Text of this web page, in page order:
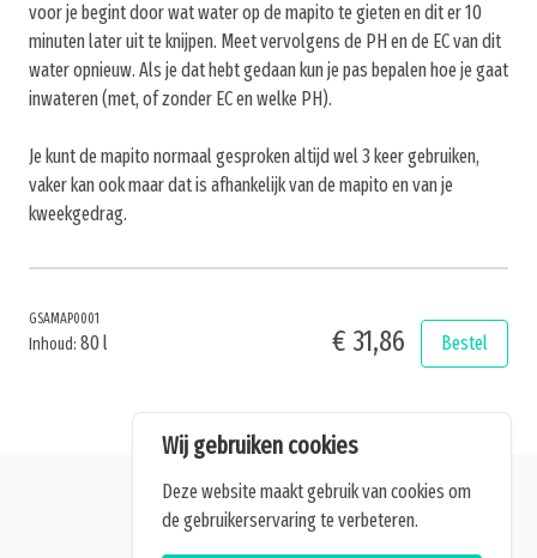
voor je begint door wat water op de mapito te gieten en dit er 10
minuten later uit te knijpen. Meet vervolgens de PH en de EC van dit
water opnieuw. Als je dat hebt gedaan kun je pas bepalen hoe je gaat
inwateren (met, of zonder EC en welke PH).
Je kunt de mapito normaal gesproken altijd wel 3 keer gebruiken,
vaker kan ook maar dat is afhankelijk van de mapito en van je
kweekgedrag.
GSAMAP0001
Inhoud: 80 l € 31,86 Bestel
Alle getoonde prijzen zijn incl. BTW.
Wij gebruiken cookies
Deze website maakt gebruik van cookies om
de gebruikerservaring te verbeteren.